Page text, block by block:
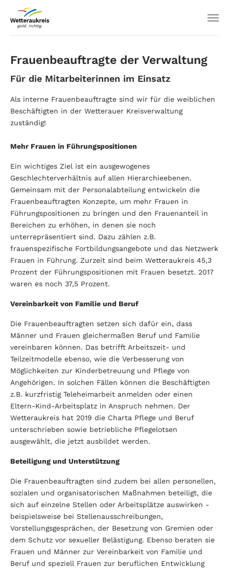
Frauenbeauftragte der Verwaltung
Für die Mitarbeiterinnen im Einsatz
Als interne Frauenbeauftragte sind wir für die weiblichen
Beschäftigten in der Wetterauer Kreisverwaltung
zuständig!
Mehr Frauen in Führungspositionen
Ein wichtiges Ziel ist ein ausgewogenes
Geschlechterverhältnis auf allen Hierarchieebenen.
Gemeinsam mit der Personalabteilung entwickeln die
Frauenbeauftragten Konzepte, um mehr Frauen in
Führungspositionen zu bringen und den Frauenanteil in
Bereichen zu erhöhen, in denen sie noch
unterrepräsentiert sind. Dazu zählen z.B.
frauenspezifische Fortbildungsangebote und das Netzwerk
Frauen in Führung. Zurzeit sind beim Wetteraukreis 45,3
Prozent der Führungspositionen mit Frauen besetzt. 2017
waren es noch 37,5 Prozent.
Vereinbarkeit von Familie und Beruf
Die Frauenbeauftragten setzen sich dafür ein, dass
Männer und Frauen gleichermaßen Beruf und Familie
vereinbaren können. Das betrifft Arbeitszeit- und
Teilzeitmodelle ebenso, wie die Verbesserung von
Möglichkeiten zur Kinderbetreuung und Pflege von
Angehörigen. In solchen Fällen können die Beschäftigten
z.B. kurzfristig Teleheimarbeit anmelden oder einen
Eltern-Kind-Arbeitsplatz in Anspruch nehmen. Der
Wetteraukreis hat 2019 die Charta Pflege und Beruf
unterschrieben sowie betriebliche Pflegelotsen
ausgewählt, die jetzt ausbildet werden.
Beteiligung und Unterstützung
Die Frauenbeauftragten sind zudem bei allen personellen,
sozialen und organisatorischen Maßnahmen beteiligt, die
sich auf einzelne Stellen oder Arbeitsplätze auswirken -
beispielsweise bei Stellenausschreibungen,
Vorstellungsgesprächen, der Besetzung von Gremien oder
dem Schutz vor sexueller Belästigung. Ebenso beraten sie
Frauen und Männer zur Vereinbarkeit von Familie und
Beruf und speziell Frauen zur beruflichen Entwicklung